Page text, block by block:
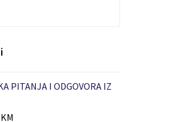
PITANJA I ODGOVORA IZ
KM